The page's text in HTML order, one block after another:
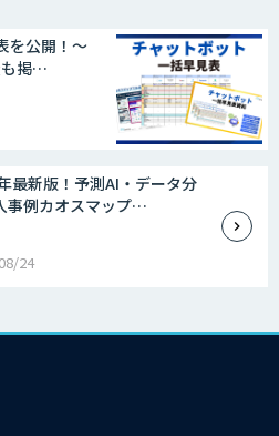
を公開！～
も掲…
最新版！予測AI・データ分
事例カオスマップ…
24